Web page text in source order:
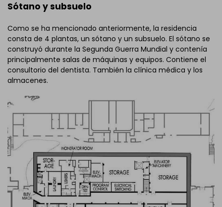
Sótano y subsuelo
Como se ha mencionado anteriormente, la residencia
consta de 4 plantas, un sótano y un subsuelo. El sótano se
construyó durante la Segunda Guerra Mundial y contenía
principalmente salas de máquinas y equipos. Contiene el
consultorio del dentista. También la clínica médica y los
almacenes.